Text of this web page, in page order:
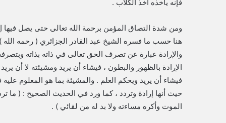
فإنه يأخذه أخذ الكلاب .
ومن شدة التصاق المؤمن برحمة الله تعالى حتى يصل فيها
هنا حسب ما فسره الشيخ عبد القادر الجزائري ( رحمه
والإرادة عبارة عن تصرف الحق تعالى في ذاته بذاته
الإرادة بالظهور والبطون ، فيشاء أن يريد ومشيئته لا أن
فيشاء أن يريد ويحكم العلم . والمشيئة بما هو المعلوم
حيث أنها إرادة وتردد ، كما ورد في الحديث الصحيح : (
الموت وأكره مساءته ولا بد له من لقائي ) .